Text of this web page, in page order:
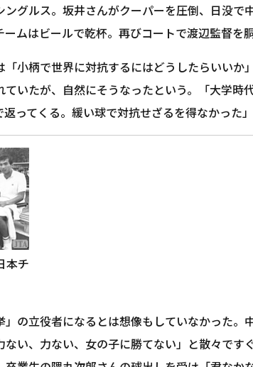
グルス。坂井さんがクーパーを圧倒、日没で
ムはビールで乾杯。再びコートで渡辺監督を
「小柄で世界に対抗するにはどうしたらいいか
いたが、自然にそうなったという。「大学時
ってくる。緩い球で対抗せざるを得なかった」
本チ
の立役者になるとは想像もしていなかった。
ない、力ない、女の子に勝てない」と散々です